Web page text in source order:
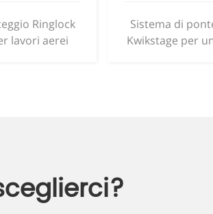
Ringlock
lavori aerei
Sistema di
Kwikstage per